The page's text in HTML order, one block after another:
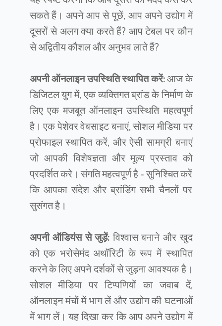
सकते हैं। अपने आप से पूछें, आप अपने उद्योग में
दूसरों से अलग क्या करते हैं? आप टेबल पर कौन
से अद्वितीय कौशल और अनुभव लाते हैं?
अपनी ऑनलाइन उपस्थिति स्थापित करें:आज के
डिजिटल युग में, एक व्यक्तिगत ब्रांड के निर्माण के
लिए एक मजबूत ऑनलाइन उपस्थिति महत्वपूर्ण
है। एक पेशेवर वेबसाइट बनाएं, सोशल मीडिया पर
प्रोफाइल स्थापित करें, और ऐसी सामग्री बनाएं
जो आपकी विशेषज्ञता और मूल्य प्रस्ताव को
प्रदर्शित करे। संगति महत्वपूर्ण है - सुनिश्चित करें
कि आपका संदेश और ब्रांडिंग सभी चैनलों पर
सुसंगत है।
अपनी ऑडियंस से जुड़ें: विश्वास बनाने और खुद
को एक भरोसेमंद अथॉरिटी के रूप में स्थापित
करने के लिए अपने दर्शकों से जुड़ना आवश्यक है।
सोशल मीडिया पर टिप्पणियों का जवाब दें,
ऑनलाइन मंचों में भाग लें और उद्योग की घटनाओं
में भाग लें। यह दिखा कर कि आप अपने उद्योग में